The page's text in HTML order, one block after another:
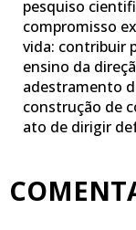
pesquiso
compromisso
vida: contribuir
ensino da
adestramento
construção de
ato de dirigir